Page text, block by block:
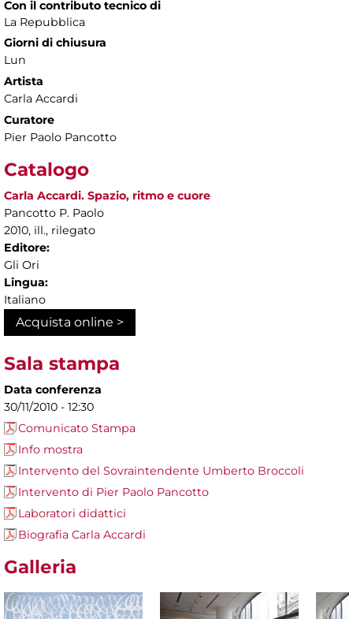
Con il contributo tecnico di
La Repubblica
Giorni di chiusura
Lun
Artista
Carla Accardi
Curatore
Pier Paolo Pancotto
Catalogo
Carla Accardi. Spazio, ritmo e cuore
Pancotto P. Paolo
2010, ill., rilegato
Editore:
Gli Ori
Lingua:
Italiano
Acquista online >
Sala stampa
Data conferenza
30/11/2010 - 12:30
Comunicato Stampa
Info mostra
Intervento del Sovraintendente Umberto Broccoli
Intervento di Pier Paolo Pancotto
Laboratori didattici
Biografia Carla Accardi
Galleria